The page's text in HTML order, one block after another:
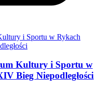
Kultury i Sportu w
Bieg Niepodległości